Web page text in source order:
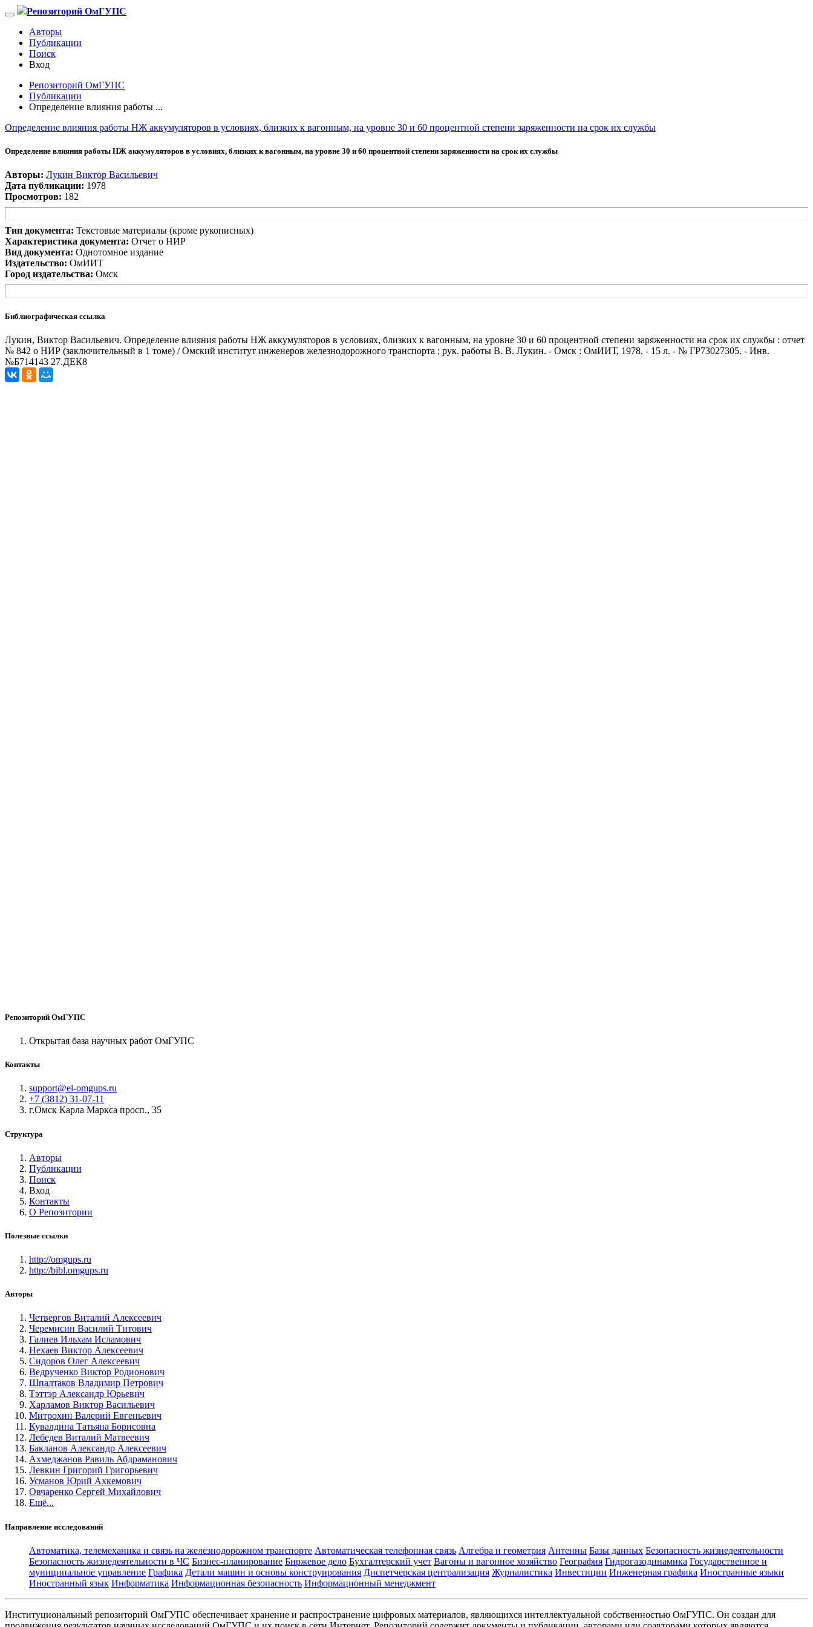
Репозиторий ОмГУПС
Авторы
Публикации
Поиск
Вход
Репозиторий ОмГУПС
Публикации
Определение влияния работы ...
Определение влияния работы НЖ аккумуляторов в условиях, близких к вагонным, на уровне 30 и 60 процентной степени заряженности на срок их службы
Определение влияния работы НЖ аккумуляторов в условиях, близких к вагонным, на уровне 30 и 60 процентной степени заряженности на срок их службы
Авторы: Лукин Виктор Васильевич
Дата публикации: 1978
Просмотров: 182
Тип документа: Текстовые материалы (кроме рукописных)
Характеристика документа: Отчет о НИР
Вид документа: Однотомное издание
Издательство: ОмИИТ
Город издательства: Омск
Библиографическая ссылка
Лукин, Виктор Васильевич. Определение влияния работы НЖ аккумуляторов в условиях, близких к вагонным, на уровне 30 и 60 процентной степени заряженности на срок их службы : отчет
№ 842 о НИР (заключительный в 1 томе) / Омский институт инженеров железнодорожного транспорта ; рук. работы В. В. Лукин. - Омск : ОмИИТ, 1978. - 15 л. - № ГР73027305. - Инв.
№Б714143 27.ДЕК8
Репозиторий ОмГУПС
Открытая база научных работ ОмГУПС
Контакты
support@el-omgups.ru
+7 (3812) 31-07-11
г.Омск Карла Маркса просп., 35
Структура
Авторы
Публикации
Поиск
Вход
Контакты
О Репозитории
Полезные ссылки
http://omgups.ru
http://bibl.omgups.ru
Авторы
Четвергов Виталий Алексеевич
Черемисин Василий Титович
Галиев Ильхам Исламович
Нехаев Виктор Алексеевич
Сидоров Олег Алексеевич
Ведрученко Виктор Родионович
Шпалтаков Владимир Петрович
Тэттэр Александр Юрьевич
Харламов Виктор Васильевич
Митрохин Валерий Евгеньевич
Кувалдина Татьяна Борисовна
Лебедев Виталий Матвеевич
Бакланов Александр Алексеевич
Ахмеджанов Равиль Абдраманович
Левкин Григорий Григорьевич
Усманов Юрий Ахкемович
Овчаренко Сергей Михайлович
Ещё...
Направление исследований
Автоматика, телемеханика и связь на железнодорожном транспорте Автоматическая телефонная связь Алгебра и геометрия Антенны Базы данных Безопасность жизнедеятельности
Безопасность жизнедеятельности в ЧС Бизнес-планирование Биржевое дело Бухгалтерский учет Вагоны и вагонное хозяйство География Гидрогазодинамика Государственное и
муниципальное управление Графика Детали машин и основы конструирования Диспетчерская централизация Журналистика Инвестиции Инженерная графика Иностранные языки
Иностранный язык Информатика Информационная безопасность Информационный менеджмент
Институциональный репозиторий ОмГУПС обеспечивает хранение и распространение цифровых материалов, являющихся интеллектуальной собственностью ОмГУПС. Он создан для